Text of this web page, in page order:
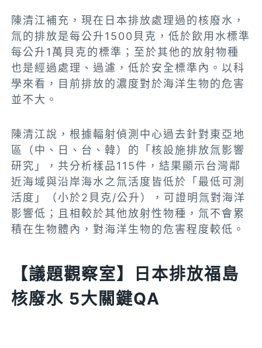
陳清江補充，現在日本排放處理過的核廢水，
氚的排放是每公升1500貝克，低於飲用水標準
每公升1萬貝克的標準；至於其他的放射物種
也是經過處理、過濾，低於安全標準內。以科
學來看，目前排放的濃度對於海洋生物的危害
並不大。
陳清江說，根據輻射偵測中心過去針對東亞地
區（中、日、台、韓）的「核設施排放氚影響
研究」，共分析樣品115件，結果顯示台灣鄰
近海域與沿岸海水之氚活度皆低於「最低可測
活度」（小於2貝克/公升），可證明氚對海洋
影響低；且相較於其他放射性物種，氚不會累
積在生物體內，對海洋生物的危害程度較低。
【議題觀察室】日本排放福島
核廢水 5大關鍵QA